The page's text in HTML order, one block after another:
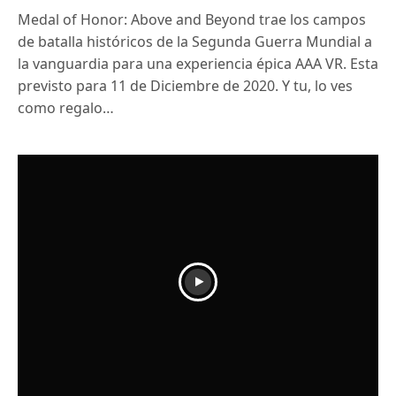
Medal of Honor: Above and Beyond trae los campos
de batalla históricos de la Segunda Guerra Mundial a
la vanguardia para una experiencia épica AAA VR. Esta
previsto para 11 de Diciembre de 2020. Y tu, lo ves
como regalo…